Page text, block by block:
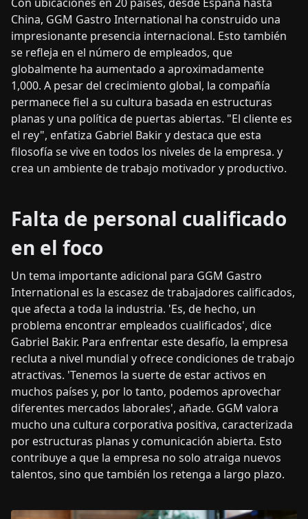
China, GGM Gastro International ha construido una
impresionante presencia internacional. Esto también
se refleja en el número de empleados, que
globalmente ha aumentado a aproximadamente
1,000. A pesar del crecimiento global, la compañía
permanece fiel a su cultura basada en estructuras
planas y una política de puertas abiertas. "El cliente es
el rey", enfatiza Gabriel Bakir y destaca que esta
filosofía se vive en todos los niveles de la empresa. y
crea un ambiente de trabajo motivador y productivo.
Falta de personal cualificado
en el foco
Un tema importante adicional para GGM Gastro
International es la escasez de trabajadores calificados,
que afecta a toda la industria. 'Es, de hecho, un
problema encontrar empleados cualificados', dice
Gabriel Bakir. Para enfrentar este desafío, la empresa
recluta a nivel mundial y ofrece condiciones de trabajo
atractivas. 'Tenemos la suerte de estar activos en
muchos países y, por lo tanto, podemos aprovechar
diferentes mercados laborales', añade. GGM valora
mucho una cultura corporativa positiva, caracterizada
por estructuras planas y comunicación abierta. Esto
contribuye a que la empresa no solo atraiga nuevos
talentos, sino que también los retenga a largo plazo.